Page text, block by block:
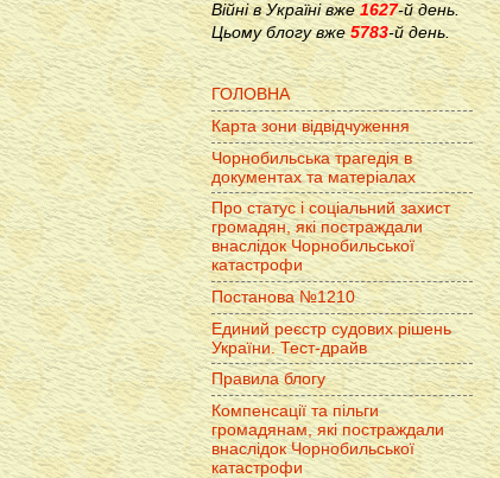
Війні в Україні вже1627-й день.
Цьому блогу вже 5783-й день.
ГОЛОВНА
Карта зони відвідчуження
Чорнобильська трагедія в
документах та матеріалах
Про статус і соціальний захист
громадян, які постраждали
внаслідок Чорнобильської
катастрофи
Постанова №1210
Единий реєстр судових рішень
України. Тест-драйв
Правила блогу
Компенсації та пільги
громадянам, які постраждали
внаслідок Чорнобильської
катастрофи